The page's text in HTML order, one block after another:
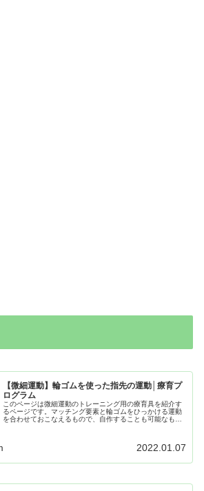
【微細運動】輪ゴムを使った指先の運動│療育プ
ログラム
このページは微細運動のトレーニング用の療育具を紹介す
るページです。マッチング要素と輪ゴムをひっかける運動
を合わせておこなえるもので、自作することも可能なもの
2022.01.07